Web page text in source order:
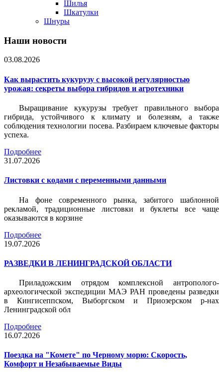
Шилья
Шкатулки
Шнуры
Наши новости
03.08.2026
Как вырастить кукурузу с высокой регулярностью
урожая: секреты выбора гибридов и агротехники
Выращивание кукурузы требует правильного выбора
гибрида, устойчивого к климату и болезням, а также
соблюдения технологии посева. Разбираем ключевые факторы
успеха.
Подробнее
31.07.2026
Листовки c кодами с переменными данными
На фоне современного рынка, забитого шаблонной
рекламой, традиционные листовки и буклеты все чаще
оказываются в корзине
Подробнее
19.07.2026
РАЗВЕДКИ В ЛЕНИНГРАДСКОЙ ОБЛАСТИ
Приладожским отрядом комплексной антрополого-
археологической экспедиции МАЭ РАН проведены разведки
в Кингисеппском, Выборгском и Приозерском р-нах
Ленинградской обл
Подробнее
16.07.2026
Поездка на "Комете" по Черному морю: Скорость,
Комфорт и Незабываемые Виды